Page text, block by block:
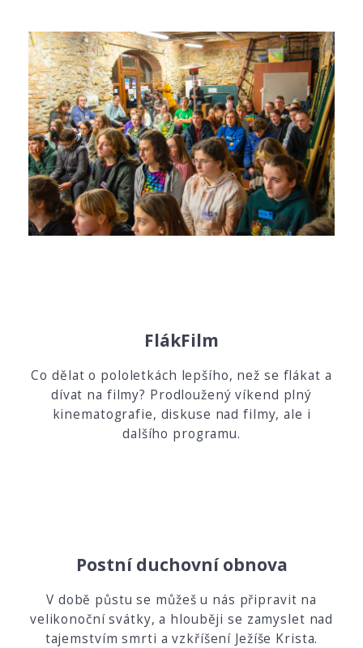
FlákFilm
Co dělat o pololetkách lepšího, než se flákat a
dívat na filmy? Prodloužený víkend plný
kinematografie, diskuse nad filmy, ale i
dalšího programu.
Postní duchovní obnova
V době půstu se můžeš u nás připravit na
velikonoční svátky, a hlouběji se zamyslet nad
tajemstvím smrti a vzkříšení Ježíše Krista.